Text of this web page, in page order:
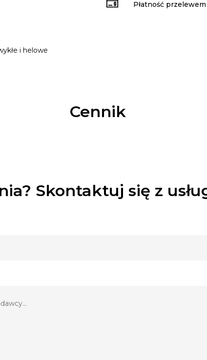
Płatność przelewem
i helowe
Cennik
Skontaktuj się z